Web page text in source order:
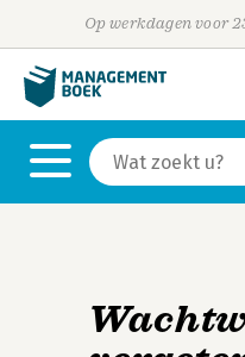
Op werkdagen voor